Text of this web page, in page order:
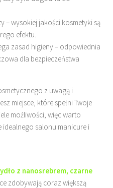
– wysokiej jakości kosmetyki są
efektu.
zasad higieny – odpowiednia
dla bezpieczeństwa
z uwagą i
miejsce, które spełni Twoje
możliwości, więc warto
idealnego salonu manicure i
z nanosrebrem, czarne
zdobywają coraz większą